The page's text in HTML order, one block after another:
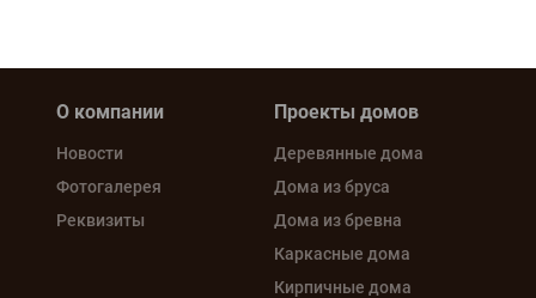
О компании
Новости
Фотогалерея
Реквизиты
Проекты домов
Деревянные дома
Дома из бруса
Дома из бревна
Каркасные дома
Кирпичные дома